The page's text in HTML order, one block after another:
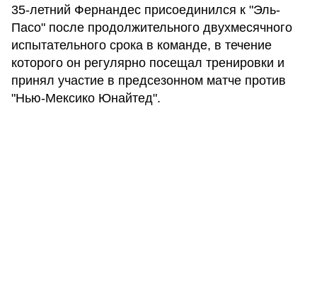
35-летний Фернандес присоединился к "Эль-
Пасо" после продолжительного двухмесячного
испытательного срока в команде, в течение
которого он регулярно посещал тренировки и
принял участие в предсезонном матче против
"Нью-Мексико Юнайтед".